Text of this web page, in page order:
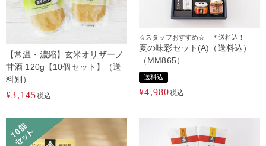
【常温・濃縮】玄米オリザーノ
甘酒 120g【10個セット】（送
料別）
¥3,145税込
☆スタッフおすすめ☆ ＊送料込！
夏の味彩セット(A)（送料込）
（MM865）
送料込
¥4,980税込